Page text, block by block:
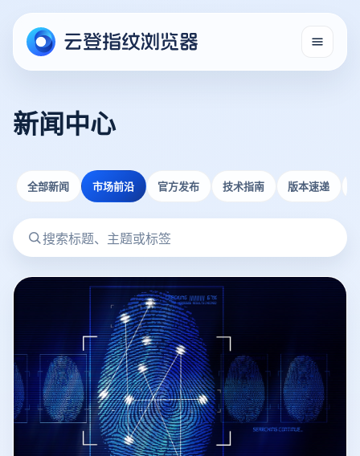
新闻中心
全部新闻 市场前沿 官方发布 技术指南 版本速递